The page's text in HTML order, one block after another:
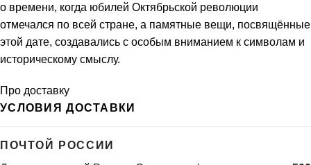
о времени, когда юбилей Октябрьской революции
отмечался по всей стране, а памятные вещи, посвящённые
этой дате, создавались с особым вниманием к символам и
историческому смыслу.
Про доставку
УСЛОВИЯ ДОСТАВКИ
ПОЧТОЙ РОССИИ